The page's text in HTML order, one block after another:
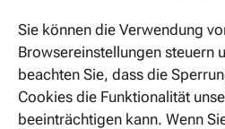
Sie können die Verwendung
Browsereinstellungen steuern
beachten Sie, dass die
Cookies die Funktionalität
beeinträchtigen kann. Wenn
Universität Regensburg (UR)
PER E-MAIL KONTAKTIEREN